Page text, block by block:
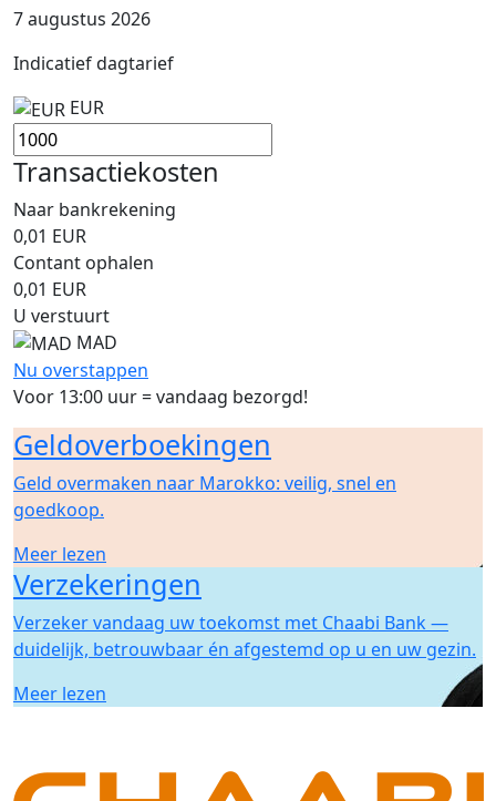
7 augustus 2026
Indicatief dagtarief
EUR
Transactiekosten
Naar bankrekening
0,01 EUR
Contant ophalen
0,01 EUR
U verstuurt
MAD
Nu overstappen
Voor 13:00 uur = vandaag bezorgd!
Geldoverboekingen
Geld overmaken naar Marokko: veilig, snel en
goedkoop.
Meer lezen
Verzekeringen
Verzeker vandaag uw toekomst met Chaabi Bank —
duidelijk, betrouwbaar én afgestemd op u en uw gezin.
Meer lezen